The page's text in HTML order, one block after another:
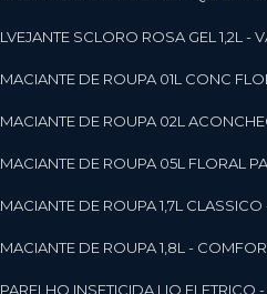
ALVEJANTE SCLORO ROSA GEL 1,2L -
AMACIANTE DE ROUPA 01L CONC
AMACIANTE DE ROUPA 02L
AMACIANTE DE ROUPA 05L FLORAL
AMACIANTE DE ROUPA 1,7L
AMACIANTE DE ROUPA 1,8L -
APARELHO INSETICIDA LIQ